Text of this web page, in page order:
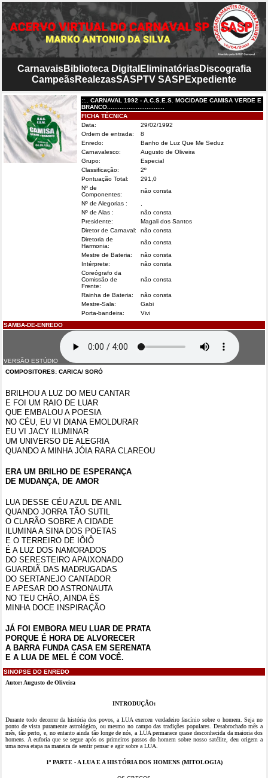
CarnavaisBiblioteca Digital EliminatóriasDiscografia
CampeãsRealezasSASPTV SASP Expediente
::.. CARNAVAL 1992 - A.C.S.E.S. MOCIDADE CAMISA VERDE E
BRANCO................................
FICHA TÉCNICA
Data:
29/02/1992
Ordem de entrada:
8
Enredo:
Banho de Luz Que Me Seduz
Carnavalesco:
Augusto de Oliveira
Grupo:
Especial
Classificação:
2º
Pontuação Total:
291,0
Nº de
Componentes:
não consta
Nº de Alegorias :
Nº de Alas :
não consta
Presidente:
Magali dos Santos
Diretor de Carnaval:
não consta
Diretoria de
Harmonia:
não consta
Mestre de Bateria:
não consta
Intérprete:
não consta
Coreógrafo da
Comissão de
Frente:
não consta
Rainha de Bateria:
não consta
Mestre-Sala:
Gabi
Porta-bandeira:
Vivi
SAMBA-DE-ENREDO
VERSÃO ESTÚDIO
COMPOSITORES: CARICA/ SORÓ
BRILHOU A LUZ DO MEU CANTAR
E FOI UM RAIO DE LUAR
QUE EMBALOU A POESIA
NO CÉU, EU VI DIANA EMOLDURAR
EU VI JACY ILUMINAR
UM UNIVERSO DE ALEGRIA
QUANDO A MINHA JÓIA RARA CLAREOU
ERA UM BRILHO DE ESPERANÇA
DE MUDANÇA, DE AMOR
LUA DESSE CÉU AZUL DE ANIL
QUANDO JORRA TÃO SUTIL
O CLARÃO SOBRE A CIDADE
ILUMINA A SINA DOS POETAS
E O TERREIRO DE IÔIÔ
É A LUZ DOS NAMORADOS
DO SERESTEIRO APAIXONADO
GUARDIÃ DAS MADRUGADAS
DO SERTANEJO CANTADOR
E APESAR DO ASTRONAUTA
NO TEU CHÃO, AINDA ÉS
MINHA DOCE INSPIRAÇÃO
JÁ FOI EMBORA MEU LUAR DE PRATA
PORQUE É HORA DE ALVORECER
A BARRA FUNDA CASA EM SERENATA
E A LUA DE MEL É COM VOCÊ.
SINOPSE DO ENREDO
Autor: Augusto de Oliveira
INTRODUÇÃO:
Durante todo decorrer da história dos povos, a LUA exerceu verdadeiro fascínio sobre o homem. Seja no
ponto de vista puramente astrológico, ou mesmo no campo das tradições populares. Desabrochado mês a
mês, tão perto, e, no entanto ainda tão longe de nós, a LUA permanece quase desconhecida da maioria dos
homens. A euforia que se segue após os primeiros passos do homem sobre nosso satélite, deu origem a
uma nova etapa na maneira de sentir pensar e agir sobre a LUA.
1º PARTE - A LUA E A HISTÓRIA DOS HOMENS (MITOLOGIA)